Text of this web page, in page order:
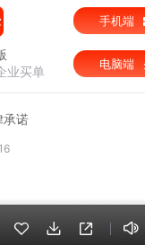
业买单
手机端
电脑端
承诺